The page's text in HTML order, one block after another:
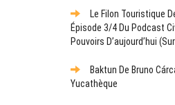
Le Filon Touristique
Épisode 3/4 Du Podcast
Pouvoirs D’aujourd’hui
Baktun De Bruno
Yucathèque